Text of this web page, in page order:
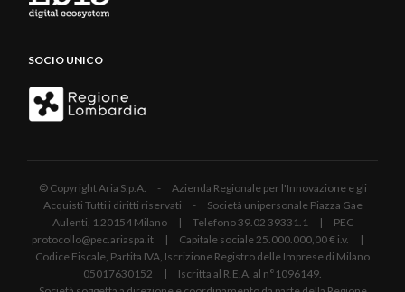
SOCIO UNICO
© Copyright Aria S.p.A. - Azienda Regionale per l'Innovazione e gli
Acquisti Tutti i diritti riservati - Società unipersonale Piazza Gae
Aulenti, 1 20154 Milano | Telefono 39.02 39331.1 | PEC
protocollo@pec.ariaspa.it | Capitale sociale 25.000.000,00 € i.v. |
Codice Fiscale, Partita IVA, Iscrizione Registro delle Imprese di Milano
05017630152 | Iscritta al R.E.A. al n°1096149.